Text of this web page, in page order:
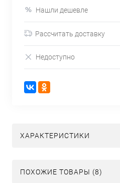
Нашли дешевле
Рассчитать доставку
Недоступно
ХАРАКТЕРИСТИКИ
ПОХОЖИЕ ТОВАРЫ (8)